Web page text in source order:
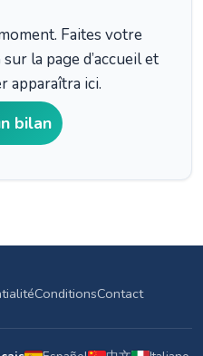
Faites votre
la page d’accueil et
apparaîtra ici.
bilan
ConditionsContact